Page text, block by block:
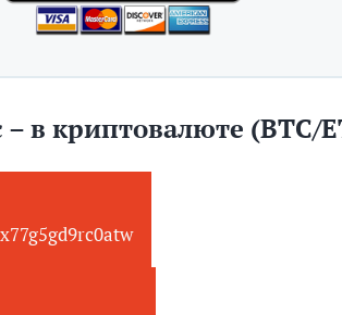
в криптовалюте (BTC/